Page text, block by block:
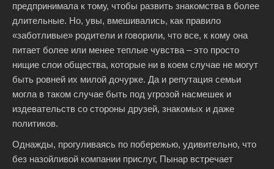
предпринимала к тому, чтобы развить знакомства в более
длительные. Но, увы, вмешивались, как правило
«заботливые» родители и говорили, что все, к кому она
питает более или менее теплые чувства – это просто
нищие слои общества, которые ни в коем случае не могут
быть ровней их милой дочурке. Да и репутация семьи
могла в таком случае быть под угрозой насмешек и
издевательств со стороны друзей, знакомых и даже
политиков.
Однажды, прогуливаясь по побережью, удивительно, что
без назойливой компании прислуг, Пынар встречает